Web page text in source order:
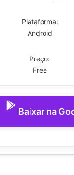
Plataforma:
Android
Preço:
Free
Baixar na